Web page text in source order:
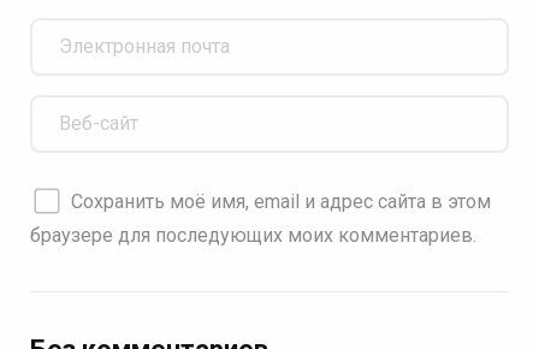
Сохранить моё имя, email и адрес сайта в этом
браузере для последующих моих комментариев.